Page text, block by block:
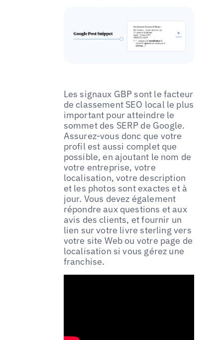
Les signaux GBP sont le facteur
de classement SEO local le plus
important pour atteindre le
sommet des SERP de Google.
Assurez-vous donc que votre
profil est aussi complet que
possible, en ajoutant le nom de
votre entreprise, votre
localisation, votre description
et les photos sont exactes et à
jour. Vous devez également
répondre aux questions et aux
avis des clients, et fournir un
lien sur votre livre sterling vers
votre site Web ou votre page de
localisation si vous gérez une
franchise.